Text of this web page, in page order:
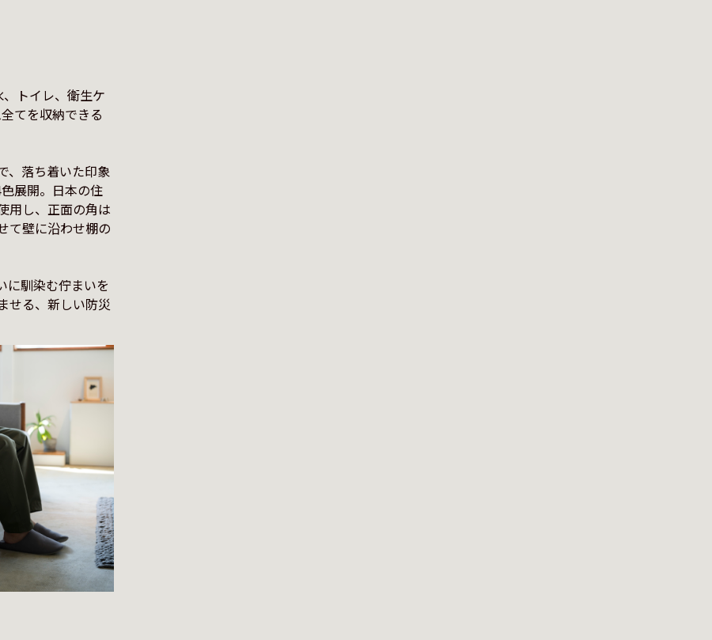
トイレ、衛生ケ
てを収納できる
、落ち着いた印象
展開。日本の住
用し、正面の角は
て壁に沿わせ棚の
に馴染む佇まいを
せる、新しい防災